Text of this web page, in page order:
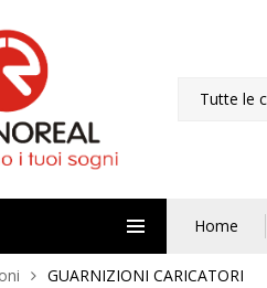
Tutte le
Home
GUARNIZIONI CARICATORI